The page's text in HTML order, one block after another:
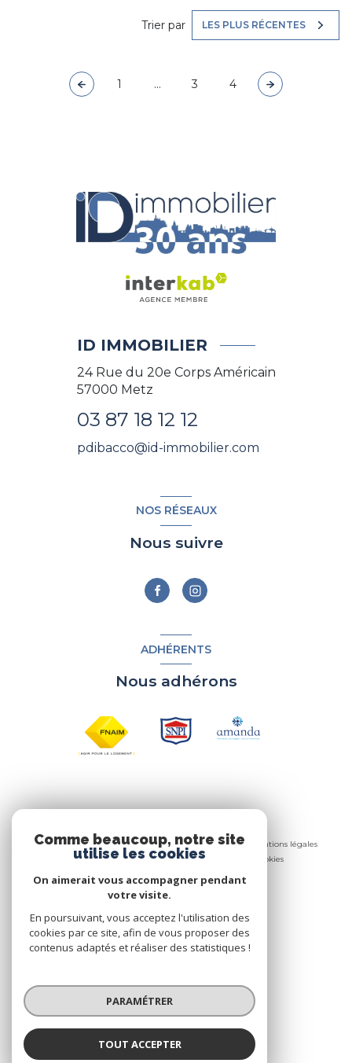
Trier par LES PLUS RÉCENTES
1 ... 3 4
ID IMMOBILIER
24 Rue du 20e Corps Américain
57000 Metz
03 87 18 12 12
pdibacco@id-immobilier.com
NOS RÉSEAUX
Nous suivre
ADHÉRENTS
Nous adhérons
Nos honoraires
Nos partenaires
Mentions légales
Admin
Politique RGPD Cookies
Réalisé par :
Comme beaucoup, notre site
utilise les cookies
On aimerait vous accompagner pendant
votre visite.
En poursuivant, vous acceptez l'utilisation des
cookies par ce site, afin de vous proposer des
contenus adaptés et réaliser des statistiques !
PARAMÉTRER
TOUT ACCEPTER